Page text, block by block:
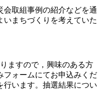
取組事例の紹介などを通
いまちづくりを考えていた
ますので，興味のある方
フォームにてお申込みくだ
行います。抽選結果につい